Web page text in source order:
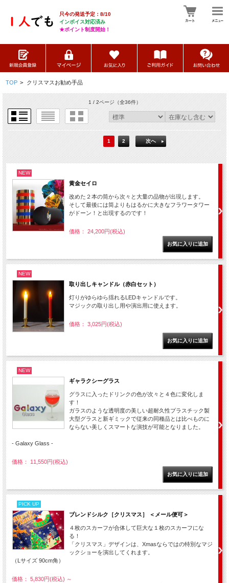
只今の発送予定：8/10
インボイス対応済み
★ポイント制度開始！
TOP > クリスマスお勧め手品
1 / 2ページ（全36件）
1 2 次へ
NEW
黄金セイロ
改めた２本の筒から次々と大量の品物が出現します。
そして最後には筒よりもはるかに大きなフラワータワー
がドーン！と出現するのです！
価格： 24,200円(税込)
NEW
取り出しキャンドル（赤白セット）
灯りがゆらゆら揺れるLEDキャンドルです。
マジックの取り出し用や演出用に使えます。
価格： 3,025円(税込)
NEW
ギャラクシーグラス
グラスに入ったドリンクの色が次々と４色に変化しま
す！
ガラスのような透明度の美しい超耐久性プラスチック製
大型グラスと新ギミックで従来の同種品とは比べものに
ならない美しくスマートな演技が可能となりました。
- Galaxy Glass -
価格： 11,550円(税込)
PICK UP
ブレンドシルク［クリスマス］ ＜メール便可＞
４枚のスカーフが合体して巨大な１枚のスカーフにな
る！
「クリスマス」デザインは、Xmasならではの特別なマジ
ックショーを演出してくれます。
（Lサイズ 90cm角）
価格： 5,830円(税込) ～